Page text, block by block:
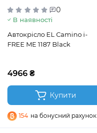
0
В наявності
Автокрісло EL Camino i-
FREE ME 1187 Black
4966 ₴
Купити
154 на бонусний рахунок